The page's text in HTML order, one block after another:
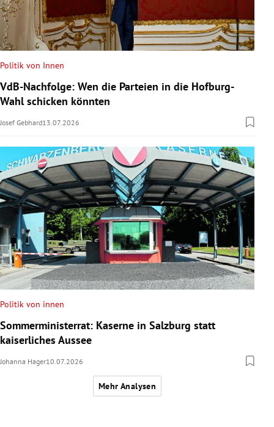
Politik von Innen
VdB-Nachfolge: Wen die Parteien in die Hofburg-
Wahl schicken könnten
Josef Gebhard13.07.2026
Politik von innen
Sommerministerrat: Kaserne in Salzburg statt
kaiserliches Aussee
Johanna Hager10.07.2026
Mehr Analysen